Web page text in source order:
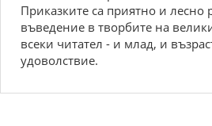
Приказките са приятно и лесно
въведение в творбите на
всеки читател - и млад, и
удоволствие.